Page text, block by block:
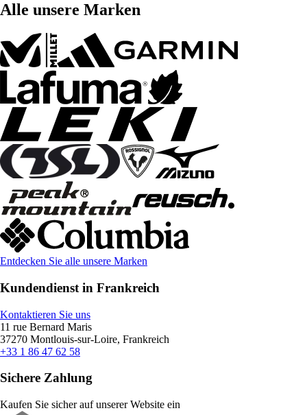
Alle unsere Marken
Entdecken Sie alle unsere Marken
Kundendienst in Frankreich
Kontaktieren Sie uns
11 rue Bernard Maris
37270 Montlouis-sur-Loire, Frankreich
+33 1 86 47 62 58
Sichere Zahlung
Kaufen Sie sicher auf unserer Website ein